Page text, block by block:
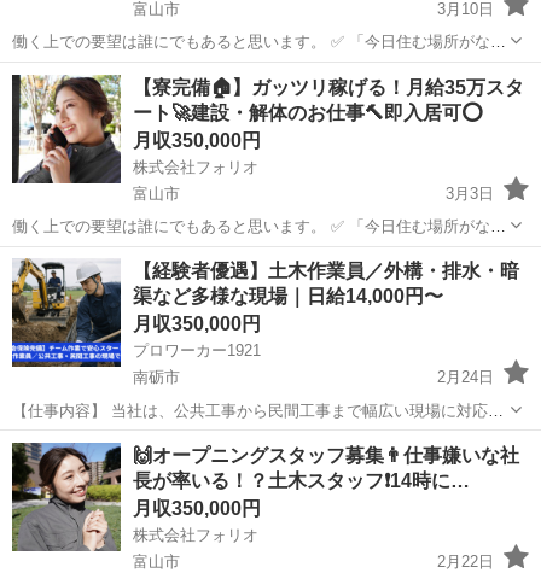
富山市
3月10日
働く上での要望は誰にでもあると思います。 ✅ 「今日住む場所がな
い、即入寮したい」 ✅ 「手持ちがピンチ、明日日払いが欲しい」 ✅
「経験ないけど、とにかく稼ぎたい」 私たちにご相談いただければ、
そんなあ...
富山 富山市 土木 社長
【寮完備🏠】ガッツリ稼げる！月給35万スタ
ート🚀建設・解体のお仕事🔨即入居可⭕️
月収350,000円
株式会社フォリオ
富山市
3月3日
働く上での要望は誰にでもあると思います。 ✅ 「今日住む場所がな
い、即入寮したい」 ✅ 「手持ちがピンチ、明日日払いが欲しい」 ✅
「経験ないけど、とにかく稼ぎたい」 私たちにご相談いただければ、
そんなあ...
富山 富山市 土木 太陽光パネル
【経験者優遇】土木作業員／外構・排水・暗
渠など多様な現場｜日給14,000円〜
月収350,000円
プロワーカー1921
南砺市
2月24日
【仕事内容】 当社は、公共工事から民間工事まで幅広い現場に対応し
ています。 主な業務内容は次の通りです。 ＜主な業務＞ ・公共工事
暗渠排水工事、ほ場整備に伴うパイプライン工事 など ・民間工事 外
構工...
富山 南砺市 その他
🙌オープニングスタッフ募集👨仕事嫌いな社
長が率いる！？土木スタッフ❗️14時に…
月収350,000円
株式会社フォリオ
富山市
2月22日